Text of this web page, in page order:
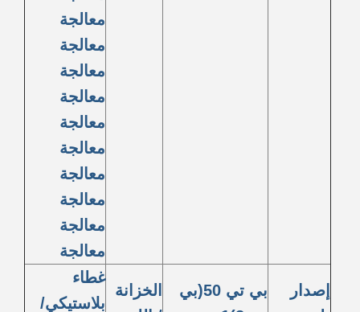
معالجة
معالجة
معالجة
معالجة
معالجة
معالجة
معالجة
معالجة
معالجة
معالجة
إصدار
بي تي 50(بي
الخزانة
غطاء
بلاستيكي/